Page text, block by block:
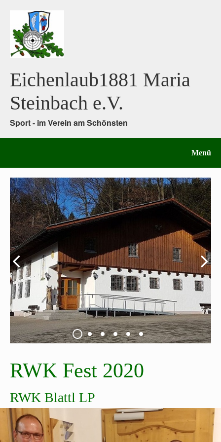
Eichenlaub1881 Maria
Steinbach e.V.
Sport - im Verein am Schönsten
Menü
RWK Fest 2020
RWK Blattl LP